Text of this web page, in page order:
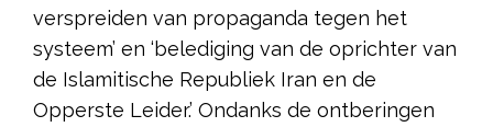
verspreiden van propaganda tegen het
systeem’ en ‘belediging van de oprichter van
de Islamitische Republiek Iran en de
Opperste Leider.’ Ondanks de ontberingen